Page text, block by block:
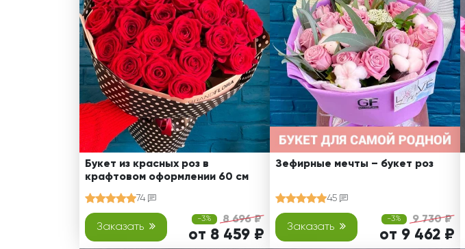
Розы поштучно
5 роз
7 роз
11 роз
15 роз
25 роз
51 роза
101 роза
Розы Гран-При
Корзины с розами
Кустовые розы
Монобукеты
Разноцветные
Эксклюзивные букеты
Смешанные
Хризантемы
Эустома
Свадьба
Свидание
Спасибо!
Юбилей
Подруге
Сестре
Брату
Врачу
Коллеге
Бабушке
Дедушке
Букет из красных роз в
крафтовом оформлении 60 см
74
Заказать
-3% 8 696 ₽
от 8 459 ₽
Зефирные мечты – букет роз
45
Заказать
-3% 9 730 ₽
от 9 462 ₽